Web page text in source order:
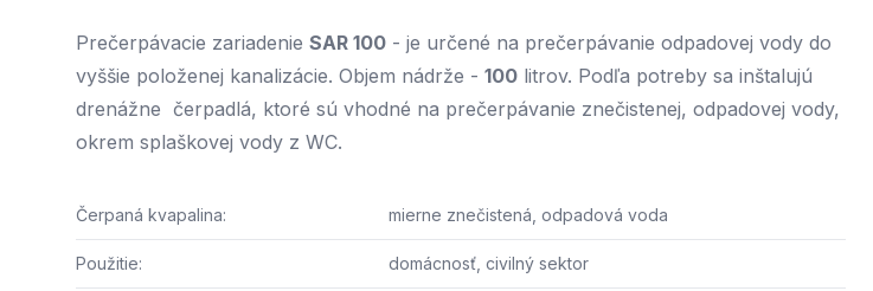
Prečerpávacie zariadenie SAR 100 - je určené na prečerpávanie odpadovej vody do
vyššie položenej kanalizácie. Objem nádrže - 100 litrov. Podľa potreby sa inštalujú
drenážne čerpadlá, ktoré sú vhodné na prečerpávanie znečistenej, odpadovej vody,
okrem splaškovej vody z WC.
Čerpaná kvapalina: mierne znečistená, odpadová voda
Použitie: domácnosť, civilný sektor